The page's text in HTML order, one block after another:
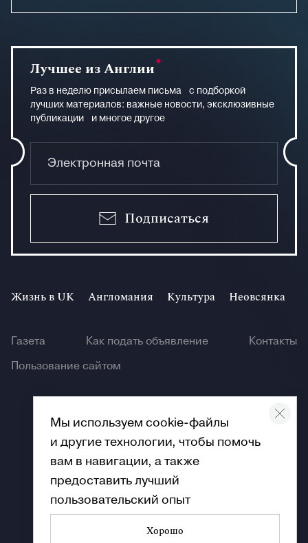
Лучшее из Англии
Раз в неделю присылаем письма с подборкой
лучших материалов: важные новости, эксклюзивные
публикации и многое другое
Подписаться
Жизнь в UK Англомания Культура Неовсянка
Газета Как подать объявление
Контакты
Пользование сайтом
© Angliya 2026
Мы используем cookie-файлы
и другие технологии, чтобы помочь
вам в навигации, а также
предоставить лучший
пользовательский опыт
Хорошо